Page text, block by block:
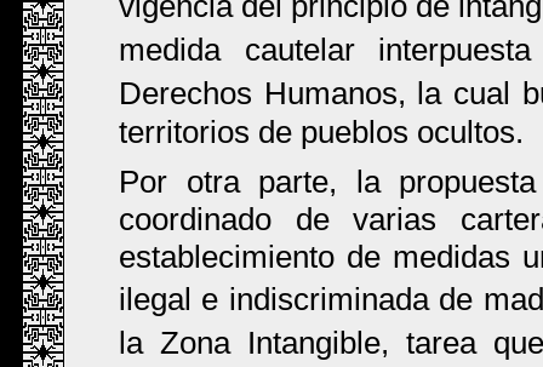
medida cautelar
Derechos Humanos, la cual
territorios de pueblos ocultos.
Por otra parte, la
coordinado de varias
establecimiento de medidas
ilegal e indiscriminada de
la Zona Intangible, tarea